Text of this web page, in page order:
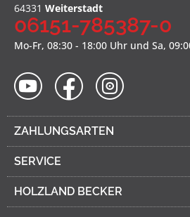
64331 Weiterstadt
06151-785387-0
Mo-Fr, 08:30 - 18:00 Uhr und Sa,
ZAHLUNGSARTEN
SERVICE
HOLZLAND BECKER